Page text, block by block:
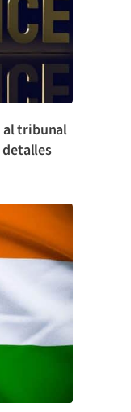
al tribunal
detalles